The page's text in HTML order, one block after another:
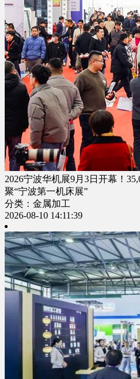
2026宁波华机展9月3日开幕！
聚“宁波第一机床展”
分类：金属加工
2026-08-10 14:11:39